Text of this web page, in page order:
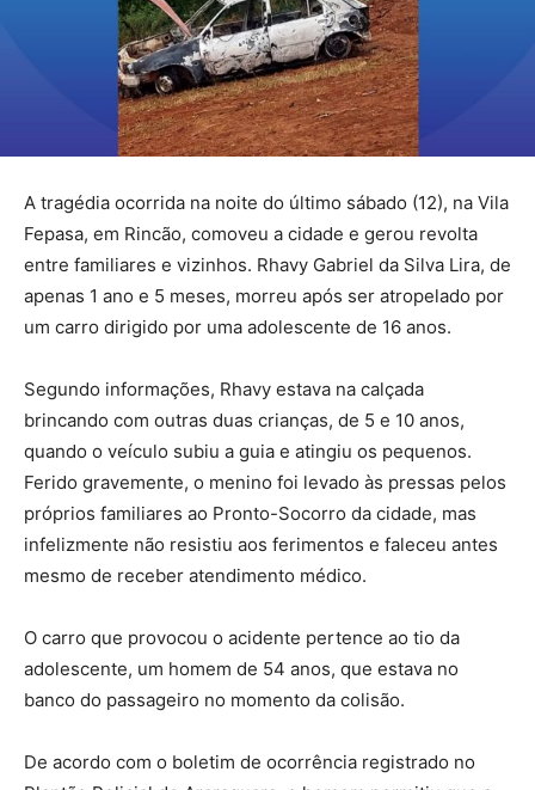
A tragédia ocorrida na noite do último sábado (12), na Vila
Fepasa, em Rincão, comoveu a cidade e gerou revolta
entre familiares e vizinhos. Rhavy Gabriel da Silva Lira, de
apenas 1 ano e 5 meses, morreu após ser atropelado por
um carro dirigido por uma adolescente de 16 anos.
Segundo informações, Rhavy estava na calçada
brincando com outras duas crianças, de 5 e 10 anos,
quando o veículo subiu a guia e atingiu os pequenos.
Ferido gravemente, o menino foi levado às pressas pelos
próprios familiares ao Pronto-Socorro da cidade, mas
infelizmente não resistiu aos ferimentos e faleceu antes
mesmo de receber atendimento médico.
O carro que provocou o acidente pertence ao tio da
adolescente, um homem de 54 anos, que estava no
banco do passageiro no momento da colisão.
De acordo com o boletim de ocorrência registrado no